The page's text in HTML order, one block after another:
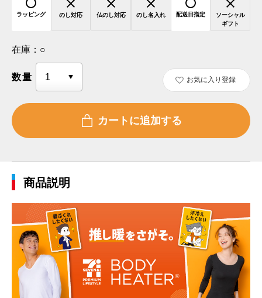
ラッピング のし対応 仏のし対応 のし名入れ 配送日指定
ソーシャル
ギフト
在庫： ○
数量 お気に入り登録
商品説明